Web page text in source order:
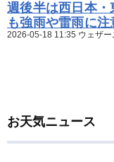
週後半は西日本
も強雨や雷雨に注
2026-05-18 11:35 ウェザー
お天気ニュース